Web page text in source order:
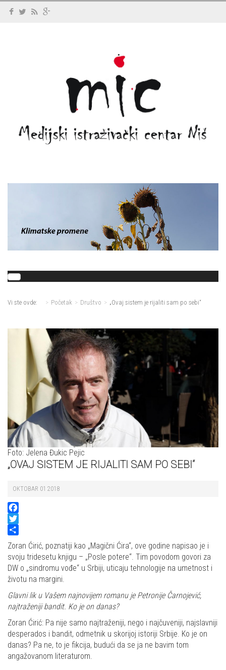
Vi ste ovde: Početak Društvo „Ovaj sistem je rijaliti sam po sebi“
Foto: Jelena Đukic Pejic
„OVAJ SISTEM JE RIJALITI SAM PO SEBI“
OKTOBAR 01 2018
Facebook
Twitter
Share
Zoran Ćirić, poznatiji kao „Magični Ćira“, ove godine napisao je i
svoju tridesetu knjigu – „Posle potere“. Tim povodom govori za
DW o „sindromu vođe“ u Srbiji, uticaju tehnologije na umetnost i
životu na margini.
Glavni lik u Vašem najnovijem romanu je Petronije Čarnojević,
najtraženiji bandit. Ko je on danas?
Zoran Ćirić: Pa nije samo najtraženiji, nego i najčuveniji, najslavniji
desperados i bandit, odmetnik u skorijoj istoriji Srbije. Ko je on
danas? Pa ne, to je fikcija, budući da se ja ne bavim tom
angažovanom literaturom.